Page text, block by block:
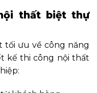
thất biệt thự
tối ưu về công năng
kế thi công nội thất